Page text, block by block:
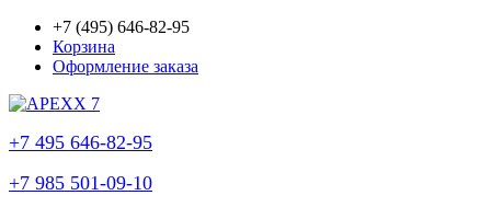
+7 (495) 646-82-95
Корзина
Оформление заказа
+7 495 646-82-95
+7 985 501-09-10